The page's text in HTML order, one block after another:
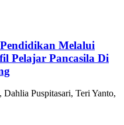
Melalui
Pelajar Pancasila Di
Puspitasari, Teri Yanto,